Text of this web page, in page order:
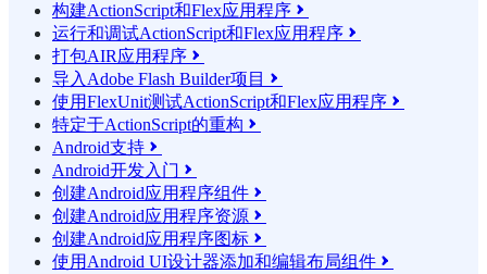
构建ActionScript和Flex应用程序 
运行和调试ActionScript和Flex应用程序 
打包AIR应用程序 
导入Adobe Flash Builder项目 
使用FlexUnit测试ActionScript和Flex应用程序 
特定于ActionScript的重构 
Android支持 
Android开发入门 
创建Android应用程序组件 
创建Android应用程序资源 
创建Android应用程序图标 
使用Android UI设计器添加和编辑布局组件 